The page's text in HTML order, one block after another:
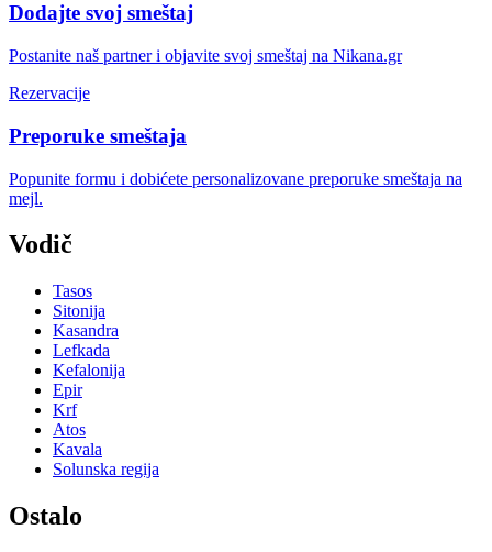
Dodajte svoj smeštaj
Postanite naš partner i objavite svoj smeštaj na Nikana.gr
Rezervacije
Preporuke smeštaja
Popunite formu i dobićete personalizovane preporuke smeštaja na
mejl.
Vodič
Tasos
Sitonija
Kasandra
Lefkada
Kefalonija
Epir
Krf
Atos
Kavala
Solunska regija
Ostalo